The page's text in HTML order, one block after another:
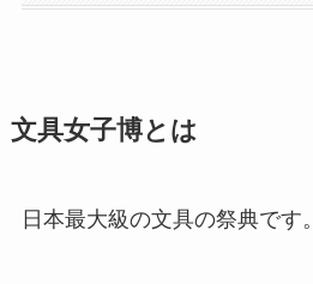
文具女子博とは
日本最大級の文具の祭典です。